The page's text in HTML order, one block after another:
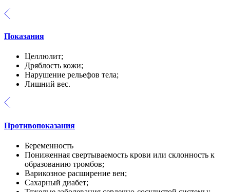
Показания
Целлюлит;
Дряблость кожи;
Нарушение рельефов тела;
Лишний вес.
Противопоказания
Беременность
Пониженная свертываемость крови или склонность к
образованию тромбов;
Варикозное расширение вен;
Сахарный диабет;